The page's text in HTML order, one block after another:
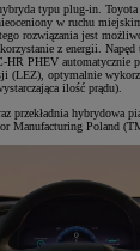
typu plug-in.
w ruchu
rozwiązania jest
z energii. Napęd
PHEV automatycznie
(LEZ), optymalnie
ilość prądu).
przekładnia hybrydowa
Manufacturing Poland